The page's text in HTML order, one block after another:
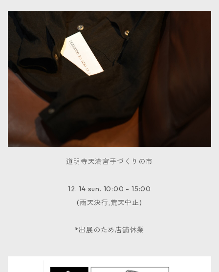
道明寺天満宮手づくりの市
12. 14 sun. 10:00 - 15:00
(雨天決行,荒天中止)
*出展のため店舗休業